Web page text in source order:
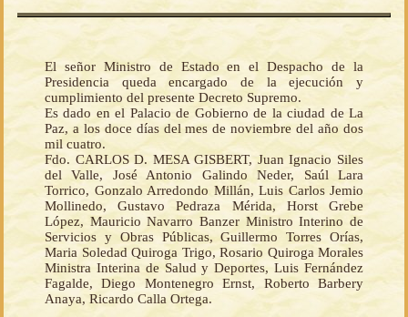
El señor Ministro de Estado en el Despacho de la
Presidencia queda encargado de la ejecución y
cumplimiento del presente Decreto Supremo.
Es dado en el Palacio de Gobierno de la ciudad de La
Paz, a los doce días del mes de noviembre del año dos
mil cuatro.
Fdo. CARLOS D. MESA GISBERT, Juan Ignacio Siles
del Valle, José Antonio Galindo Neder, Saúl Lara
Torrico, Gonzalo Arredondo Millán, Luis Carlos Jemio
Mollinedo, Gustavo Pedraza Mérida, Horst Grebe
López, Mauricio Navarro Banzer Ministro Interino de
Servicios y Obras Públicas, Guillermo Torres Orías,
Maria Soledad Quiroga Trigo, Rosario Quiroga Morales
Ministra Interina de Salud y Deportes, Luis Fernández
Fagalde, Diego Montenegro Ernst, Roberto Barbery
Anaya, Ricardo Calla Ortega.